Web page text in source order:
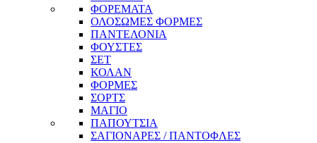
ΦΟΡΕΜΑΤΑ
ΟΛΟΣΩΜΕΣ ΦΟΡΜΕΣ
ΠΑΝΤΕΛΟΝΙΑ
ΦΟΥΣΤΕΣ
ΣΕΤ
ΚΟΛΑΝ
ΦΟΡΜΕΣ
ΣΟΡΤΣ
ΜΑΓΙΟ
ΠΑΠΟΥΤΣΙΑ
ΣΑΓΙΟΝΑΡΕΣ / ΠΑΝΤΟΦΛΕΣ